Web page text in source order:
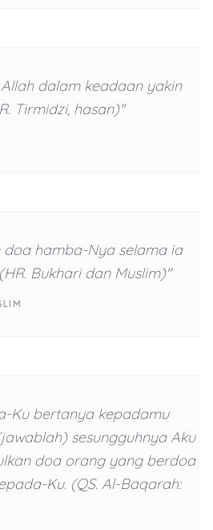
dalam keadaan yakin
Tirmidzi, hasan)"
doa hamba-Nya selama ia
Bukhari dan Muslim)"
Ku bertanya kepadamu
sesungguhnya Aku
doa orang yang berdoa
Ku. (QS. Al-Baqarah: